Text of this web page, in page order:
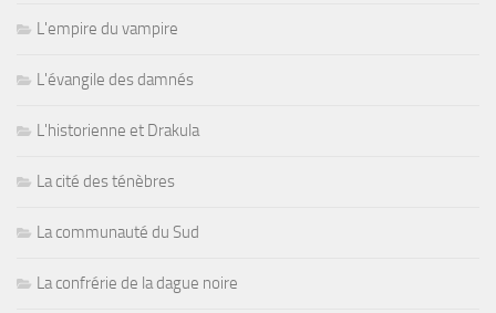
L'empire du vampire
L'évangile des damnés
L'historienne et Drakula
La cité des ténèbres
La communauté du Sud
La confrérie de la dague noire